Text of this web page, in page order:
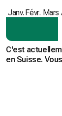
Janv. Févr. Mars
C'est
en Suisse.